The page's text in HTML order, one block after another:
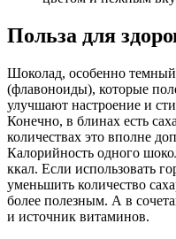
Польза для
Шоколад, особенно
(флавоноиды), которые
улучшают настроение и
Конечно, в блинах есть
количествах это вполне
Калорийность одного
ккал. Если использовать
уменьшить количество
более полезным. А в
и источник витаминов.